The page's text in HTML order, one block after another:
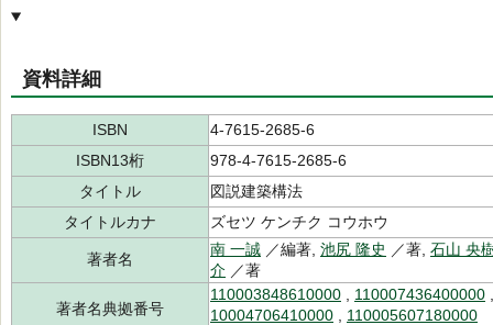
資料詳細
ISBN
4-7615-2685-6
ISBN13桁
978-4-7615-2685-6
タイトル
図説建築構法
タイトルカナ
ズセツ ケンチク コウホウ
著者名
南 一誠 ／編著, 池尻 隆史 ／著, 石山 央
介 ／著
著者名典拠番号
110003848610000 110007436400000
10004706410000
110005607180000